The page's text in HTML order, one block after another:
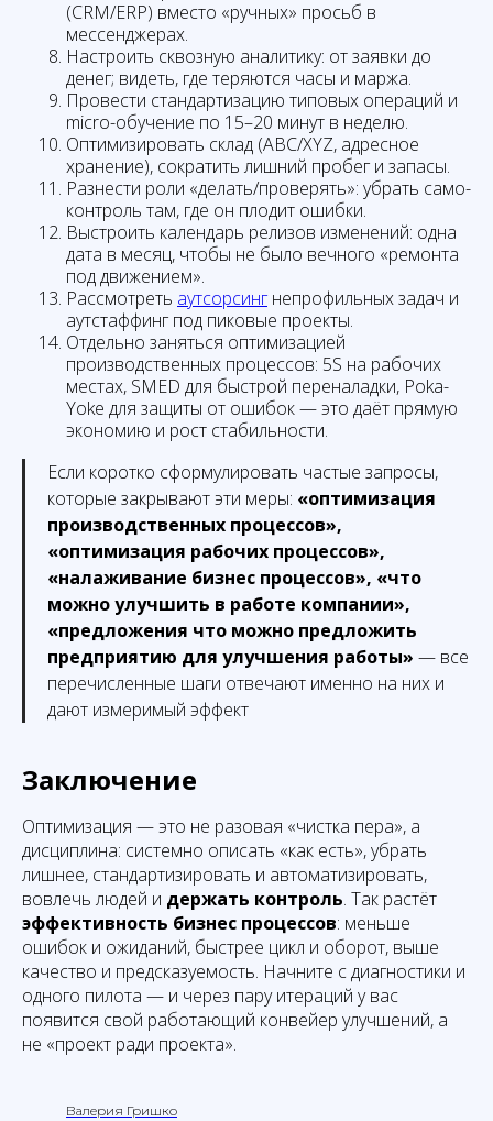
(CRM/ERP) вместо «ручных» просьб в
мессенджерах.
Настроить сквозную аналитику: от заявки до
денег; видеть, где теряются часы и маржа.
Провести стандартизацию типовых операций и
micro-обучение по 15–20 минут в неделю.
Оптимизировать склад (ABC/XYZ, адресное
хранение), сократить лишний пробег и запасы.
Разнести роли «делать/проверять»: убрать само-
контроль там, где он плодит ошибки.
Выстроить календарь релизов изменений: одна
дата в месяц, чтобы не было вечного «ремонта
под движением».
Рассмотреть аутсорсинг непрофильных задач и
аутстаффинг под пиковые проекты.
Отдельно заняться оптимизацией
производственных процессов: 5S на рабочих
местах, SMED для быстрой переналадки, Poka-
Yoke для защиты от ошибок — это даёт прямую
экономию и рост стабильности.
Если коротко сформулировать частые запросы,
которые закрывают эти меры: «оптимизация
производственных процессов»,
«оптимизация рабочих процессов»,
«налаживание бизнес процессов», «что
можно улучшить в работе компании»,
«предложения что можно предложить
предприятию для улучшения работы» — все
перечисленные шаги отвечают именно на них и
дают измеримый эффект
Заключение
Оптимизация — это не разовая «чистка пера», а
дисциплина: системно описать «как есть», убрать
лишнее, стандартизировать и автоматизировать,
вовлечь людей и держать контроль. Так растёт
эффективность бизнес процессов: меньше
ошибок и ожиданий, быстрее цикл и оборот, выше
качество и предсказуемость. Начните с диагностики и
одного пилота — и через пару итераций у вас
появится свой работающий конвейер улучшений, а
не «проект ради проекта».
Валерия Гришко